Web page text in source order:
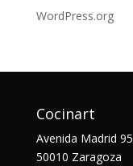
WordPress.org
Cocinart
Avenida Madrid 95
50010 Zaragoza